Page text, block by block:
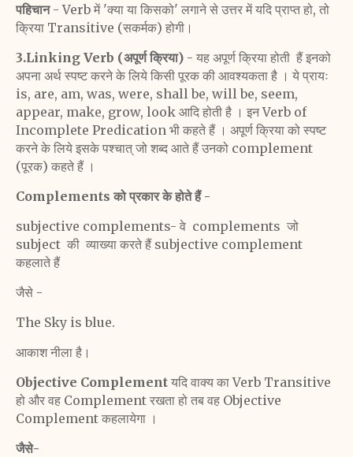
पहिचान- Verb में 'क्या या किसको' लगाने से उत्तर में यदि प्राप्त हो, तो
क्रिया Transitive (सकर्मक) होगी।
3.Linking Verb (अपूर्ण क्रिया) - यह अपूर्ण क्रिया होती हैं इनको
अपना अर्थ स्पष्ट करने के लिये किसी पूरक की आवश्यकता है । ये प्रायः
is, are, am, was, were, shall be, will be, seem,
appear, make, grow, look आदि होती है । इन Verb of
Incomplete Predication भी कहते हैं । अपूर्ण क्रिया को स्पष्ट
करने के लिये इसके पश्चात् जो शब्द आते हैं उनको complement
(पूरक) कहते हैं ।
Complements को प्रकार के होते हैं -
subjective complements- वे complements जो
subject की व्याख्या करते हैं subjective complement
कहलाते हैं
जैसे -
The Sky is blue.
आकाश नीला है।
Objective Complement यदि वाक्य का Verb Transitive
हो और वह Complement रखता हो तब वह Objective
Complement कहलायेगा ।
जैसे-